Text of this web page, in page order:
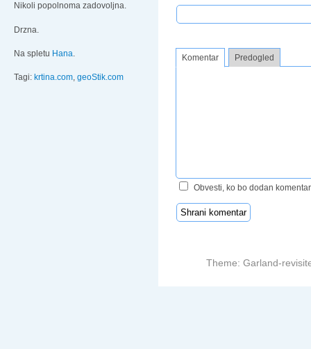
Nikoli popolnoma zadovoljna.
Drzna.
Na spletu Hana.
Tagi: krtina.com, geoStik.com
Komentar Predogled
Obvesti, ko bo dodan komentar
Theme: Garland-